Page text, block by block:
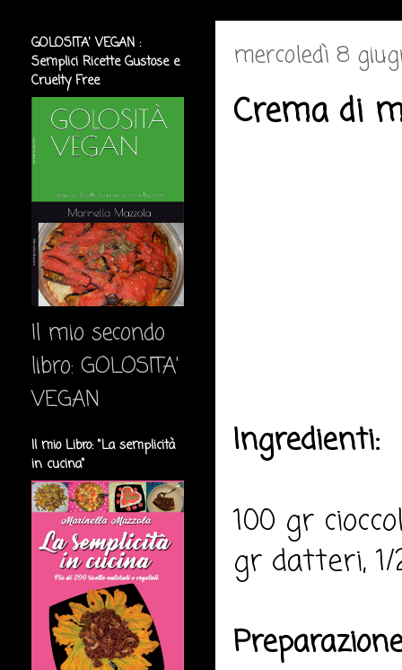
mercoledì 8
Crema di
Ingredienti:
100 gr
gr datteri, 1/
GOLOSITA' VEGAN :
Semplici Ricette Gustose e
Cruelty Free
Il mio secondo
libro: GOLOSITA'
VEGAN
Il mio Libro: "La semplicità
in cucina"